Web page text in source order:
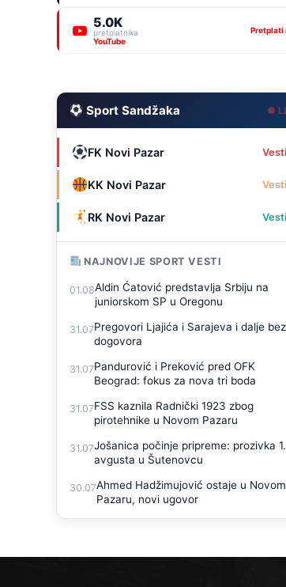
5.0K
pretplatnika
YouTube
Pretplati
Sport Sandžaka ●
FK Novi Pazar
KK Novi Pazar
RK Novi Pazar
NAJNOVIJE SPORT VESTI
01.08Aldin Ćatović predstavlja Srbiju na
juniorskom SP u Oregonu
31.07Pregovori Ljajića i Sarajeva i dalje bez
dogovora
31.07Pandurović i Preković pred OFK
Beograd: fokus za nova tri boda
31.07FSS kaznila Radnički 1923 zbog
pirotehnike u Novom Pazaru
31.07Jošanica počinje pripreme: prozivka 1.
avgusta u Šutenovcu
30.07Ahmed Hadžimujović ostaje u Novom
Pazaru, novi ugovor